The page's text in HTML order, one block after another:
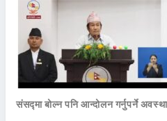
संसद्मा बोल्न पनि आन्दोलन गर्नुपर्ने